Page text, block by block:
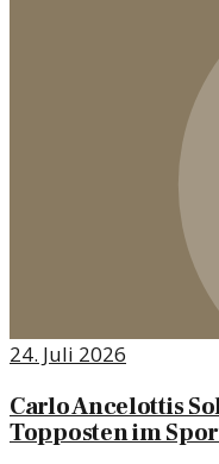
24. Juli 2026
Carlo Ancelottis
Topposten im